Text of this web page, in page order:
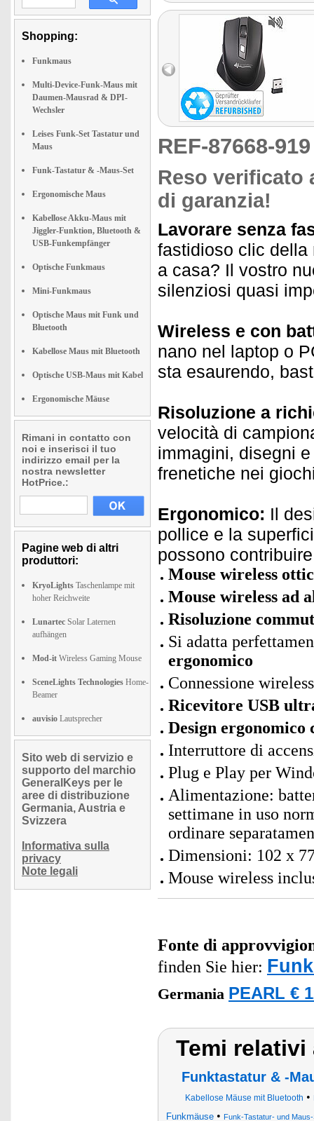
Shopping:
Funkmaus
Multi-Device-Funk-Maus mit
Daumen-Mausrad & DPI-
Wechsler
Leises Funk-Set Tastatur und
Maus
Funk-Tastatur & -Maus-Set
Ergonomische Maus
Kabellose Akku-Maus mit
Jiggler-Funktion, Bluetooth &
USB-Funkempfänger
Optische Funkmaus
Mini-Funkmaus
Optische Maus mit Funk und
Bluetooth
Kabellose Maus mit Bluetooth
Optische USB-Maus mit Kabel
Ergonomische Mäuse
Rimani in contatto con
noi e inserisci il tuo
indirizzo email per la
nostra newsletter
HotPrice.:
Pagine web di altri
produttori:
KryoLights Taschenlampe mit
hoher Reichweite
Lunartec Solar Laternen
aufhängen
Mod-it Wireless Gaming Mouse
SceneLights Technologies Home-
Beamer
auvisio Lautsprecher
Sito web di servizio e
supporto del marchio
GeneralKeys per le
aree di distribuzione
Germania, Austria e
Svizzera
Informativa sulla
privacy
Note legali
REF-87668-
Reso verificato
di garanzia!
Lavorare senza
fastidioso clic della
a casa? Il vostro
silenziosi quasi
Wireless e con
nano nel laptop o
sta esaurendo,
Risoluzione a
velocità di
immagini, disegni
frenetiche nei
Ergonomico: Il
pollice e la
possono
Mouse wireless
Mouse wireless ad
Risoluzione
Si adatta
ergonomico
Connessione
Ricevitore USB
Design ergonomico
Interruttore di
Plug e Play per
Alimentazione:
settimane in uso
ordinare
Dimensioni: 102 x
Mouse wireless
Fonte di
finden Sie hier:
Germania PEARL €
Temi relativi
Funktastatur & -
Kabellose Mäuse mit Bluetooth •
Funkmäuse • Funk-Tastatur- und